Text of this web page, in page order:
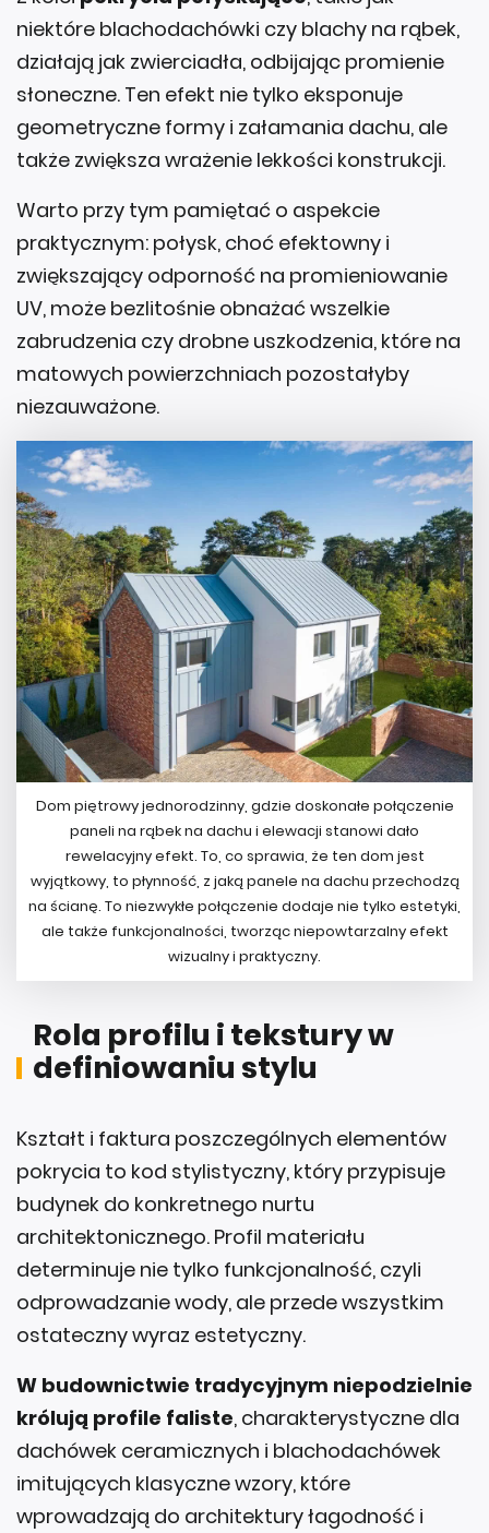
niektóre blachodachówki czy blachy na rąbek,
działają jak zwierciadła, odbijając promienie
słoneczne. Ten efekt nie tylko eksponuje
geometryczne formy i załamania dachu, ale
także zwiększa wrażenie lekkości konstrukcji.
Warto przy tym pamiętać o aspekcie
praktycznym: połysk, choć efektowny i
zwiększający odporność na promieniowanie
UV, może bezlitośnie obnażać wszelkie
zabrudzenia czy drobne uszkodzenia, które na
matowych powierzchniach pozostałyby
niezauważone.
Dom piętrowy jednorodzinny, gdzie doskonałe połączenie
paneli na rąbek na dachu i elewacji stanowi dało
rewelacyjny efekt. To, co sprawia, że ten dom jest
wyjątkowy, to płynność, z jaką panele na dachu przechodzą
na ścianę. To niezwykłe połączenie dodaje nie tylko estetyki,
ale także funkcjonalności, tworząc niepowtarzalny efekt
wizualny i praktyczny.
Rola profilu i tekstury w
definiowaniu stylu
Kształt i faktura poszczególnych elementów
pokrycia to kod stylistyczny, który przypisuje
budynek do konkretnego nurtu
architektonicznego. Profil materiału
determinuje nie tylko funkcjonalność, czyli
odprowadzanie wody, ale przede wszystkim
ostateczny wyraz estetyczny.
W budownictwie tradycyjnym niepodzielnie
królują profile faliste, charakterystyczne dla
dachówek ceramicznych i blachodachówek
imitujących klasyczne wzory, które
wprowadzają do architektury łagodność i